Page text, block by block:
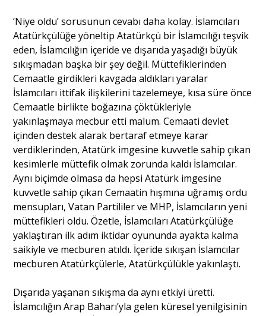
‘Niye oldu’ sorusunun cevabı daha kolay. İslamcıları
Atatürkçülüğe yöneltip Atatürkçü bir İslamcılığı teşvik
eden, İslamcılığın içeride ve dışarıda yaşadığı büyük
sıkışmadan başka bir şey değil. Müttefiklerinden
Cemaatle girdikleri kavgada aldıkları yaralar
İslamcıları ittifak ilişkilerini tazelemeye, kısa süre önce
Cemaatle birlikte boğazına çöktükleriyle
yakınlaşmaya mecbur etti malum. Cemaati devlet
içinden destek alarak bertaraf etmeye karar
verdiklerinden, Atatürk imgesine kuvvetle sahip çıkan
kesimlerle müttefik olmak zorunda kaldı İslamcılar.
Aynı biçimde olmasa da hepsi Atatürk imgesine
kuvvetle sahip çıkan Cemaatin hışmına uğramış ordu
mensupları, Vatan Partililer ve MHP, İslamcıların yeni
müttefikleri oldu. Özetle, İslamcıları Atatürkçülüğe
yaklaştıran ilk adım iktidar oyununda ayakta kalma
saikiyle ve mecburen atıldı. İçeride sıkışan İslamcılar
mecburen Atatürkçülerle, Atatürkçülükle yakınlaştı.
Dışarıda yaşanan sıkışma da aynı etkiyi üretti.
İslamcılığın Arap Baharı’yla gelen küresel yenilgisinin